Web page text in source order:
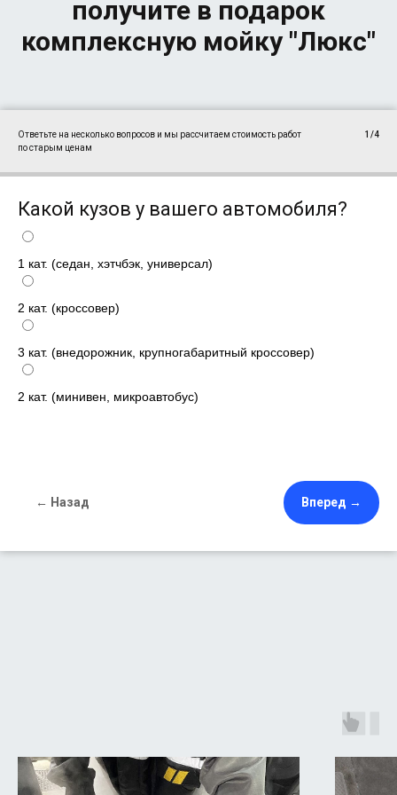
получите в подарок
комплексную мойку "Люкс"
Ответьте на несколько вопросов и мы рассчитаем стоимость работ
по старым ценам
1/4
Какой кузов у вашего автомобиля?
1 кат. (седан, хэтчбэк, универсал)
2 кат. (кроссовер)
3 кат. (внедорожник, крупногабаритный кроссовер)
2 кат. (минивен, микроавтобус)
← Назад Вперед →